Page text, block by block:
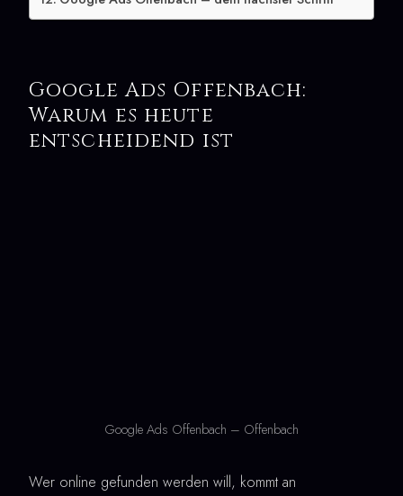
Google Ads Offenbach:
Warum es heute
entscheidend ist
Google Ads Offenbach – Offenbach
Wer online gefunden werden will, kommt an